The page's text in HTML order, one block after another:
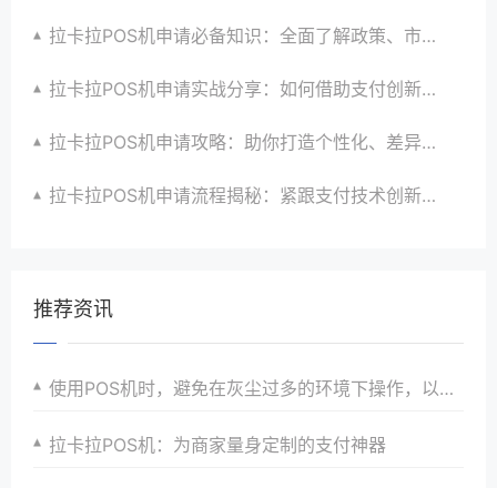
拉卡拉POS机申请必备知识：全面了解政策、市场、技术与创新趋势
拉卡拉POS机申请实战分享：如何借助支付创新技术提升商户运营效益与效率
拉卡拉POS机申请攻略：助你打造个性化、差异化支付体验以提升竞争力
拉卡拉POS机申请流程揭秘：紧跟支付技术创新步伐，抢占市场先机
推荐资讯
使用POS机时，避免在灰尘过多的环境下操作，以防堵塞散热孔。
拉卡拉POS机：为商家量身定制的支付神器